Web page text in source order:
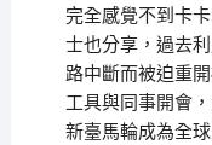
完全感覺不到卡
士也分享，過去
路中斷而被迫重
工具與同事開會
新臺馬輪成為全